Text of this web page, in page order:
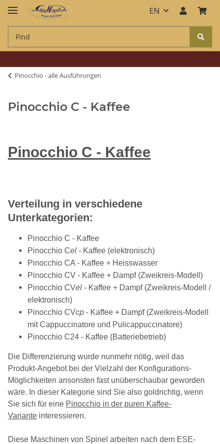
EN
Pinocchio - alle Ausführungen
Pinocchio C - Kaffee
Pinocchio C - Kaffee
Verteilung in verschiedene
Unterkategorien:
Pinocchio C - Kaffee
Pinocchio Cel - Kaffee (elektronisch)
Pinocchio CA - Kaffee + Heisswasser
Pinocchio CV - Kaffee + Dampf (Zweikreis-Modell)
Pinocchio CVel - Kaffee + Dampf (Zweikreis-Modell /
elektronisch)
Pinocchio CVcp - Kaffee + Dampf (Zweikreis-Modell
mit Cappuccinatore und Pulicappuccinatore)
Pinocchio C24 - Kaffee (Batteriebetrieb)
Die Differenzierung wurde nunmehr nötig, weil das
Produkt-Angebot bei der Vielzahl der Konfigurations-
Möglichkeiten ansonsten fast unüberschaubar geworden
wäre. In dieser Kategorie sind Sie also goldrichtig, wenn
Sie sich für eine Pinocchio in der puren Kaffee-
Variante interessieren.
Diese Maschinen von Spinel arbeiten nach dem ESE-